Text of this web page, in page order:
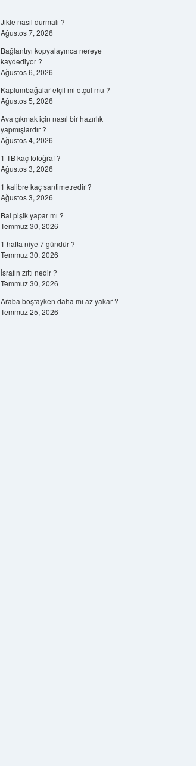
Jikle nasıl durmalı ?
Ağustos 7, 2026
Bağlantıyı kopyalayınca nereye
kaydediyor ?
Ağustos 6, 2026
Kaplumbağalar etçil mi otçul mu ?
Ağustos 5, 2026
Ava çıkmak için nasıl bir hazırlık
yapmışlardır ?
Ağustos 4, 2026
1 TB kaç fotoğraf ?
Ağustos 3, 2026
1 kalibre kaç santimetredir ?
Ağustos 3, 2026
Bal pişik yapar mı ?
Temmuz 30, 2026
1 hafta niye 7 gündür ?
Temmuz 30, 2026
İsrafın zıttı nedir ?
Temmuz 30, 2026
Araba boştayken daha mı az yakar ?
Temmuz 25, 2026